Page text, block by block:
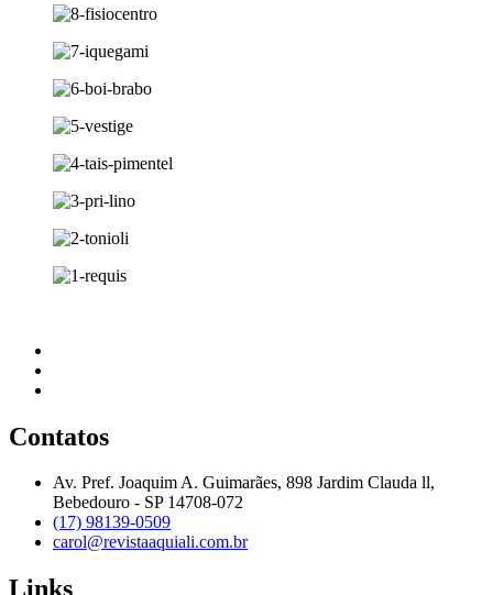
Contatos
Av. Pref. Joaquim A. Guimarães, 898 Jardim Clauda ll,
Bebedouro - SP 14708-072
(17) 98139-0509
carol@revistaaquiali.com.br
Links